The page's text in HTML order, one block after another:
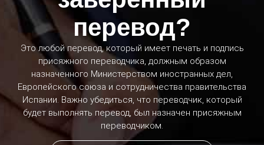
перевод?
Это любой перевод, который имеет печать и подпись
присяжного переводчика, должным образом
назначенного Министерством иностранных дел,
Европейского союза и сотрудничества правительства
Испании. Важно убедиться, что переводчик, который
будет выполнять перевод, был назначен присяжным
переводчиком.